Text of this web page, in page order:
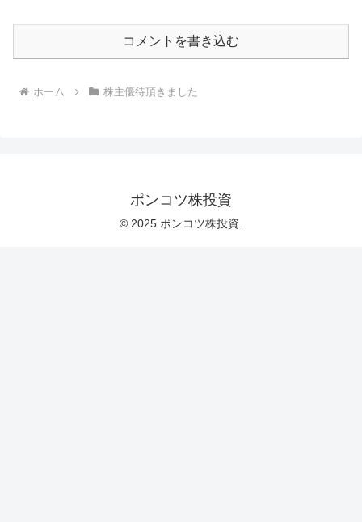
コメントを書き込む
ホーム 株主優待頂きました
ポンコツ株投資
© 2025 ポンコツ株投資.